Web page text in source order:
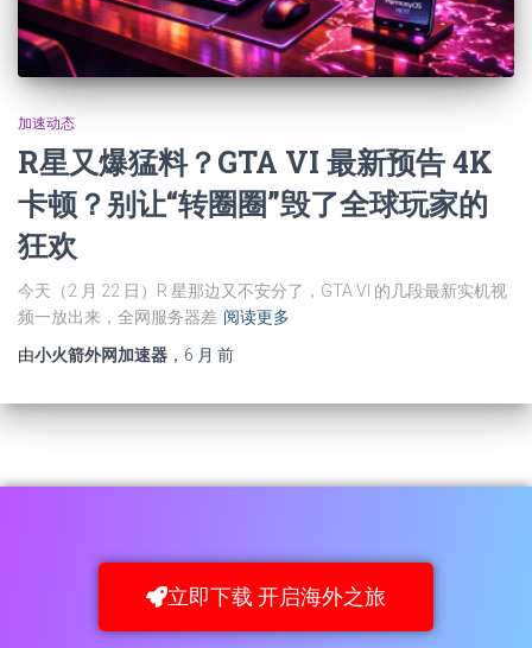
加速动态
R星又爆猛料？GTA VI 最新预告 4K
卡顿？别让“转圈圈”毁了全球玩家的
狂欢
今天（2 月 22 日）R 星那边又不安分了，GTA VI 的几段最新实机视
频一放出来，全网服务器差 阅读更多
由小火箭外网加速器 ， 6 月 前
立即下载 开启海外之旅